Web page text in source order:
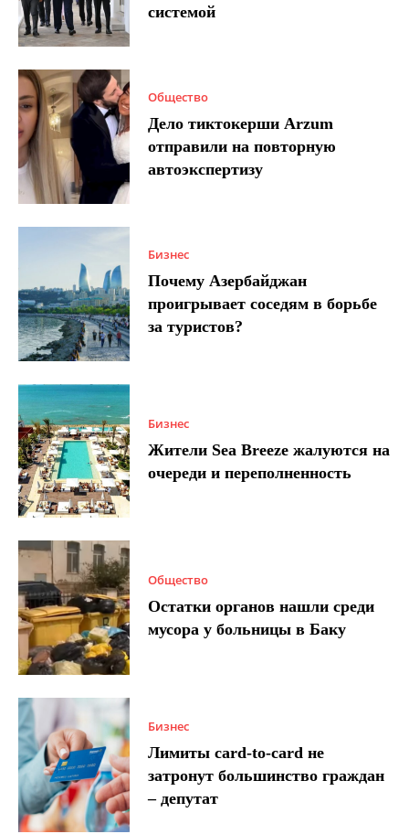
системой
Общество
Дело тиктокерши Arzum
отправили на повторную
автоэкспертизу
Бизнес
Почему Азербайджан
проигрывает соседям в борьбе
за туристов?
Бизнес
Жители Sea Breeze жалуются на
очереди и переполненность
Общество
Остатки органов нашли среди
мусора у больницы в Баку
Бизнес
Лимиты card-to-card не
затронут большинство граждан
– депутат